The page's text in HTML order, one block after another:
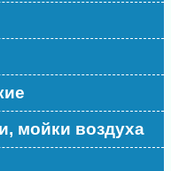
мойки воздуха